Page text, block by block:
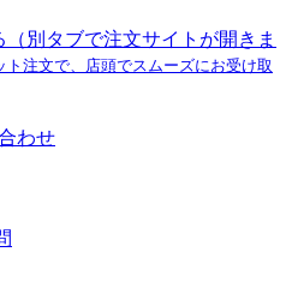
（別タブで注文サイトが開きま
注文で、店頭でスムーズにお受け取
わせ